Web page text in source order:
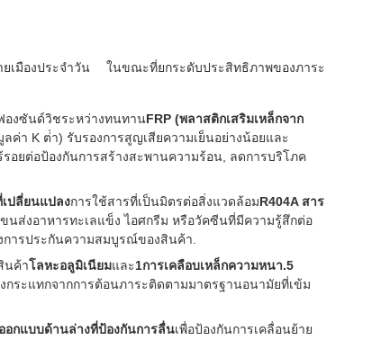
ยเมืองประจําวัน ในขณะที่ยกระดับประสิทธิภาพของภาระ
องซันด์วิชระหว่างทนทานFRP (พลาสติกเสริมเหล็กจาก
า K ต่ํา) รับรองการสูญเสียความเย็นอย่างน้อยและ
ยต่อป้องกันการสร้างสะพานความร้อน, ลดการบริโภค
เปลี่ยนแปลงการใช้สารที่เป็นมิตรต่อสิ่งแวดล้อมR404A สาร
นส่งอาหารทะเลแข็ง ไอศกรีม หรือวัคซีนที่มีความรู้สึกต่อ
ารประกันความสมบูรณ์ของสินค้า.
นค้าโลหะอลูมิเนียมและ1การเคลือบเหล็กความหนา.5
กระแทกจากการต้อนภาระติดตามมาตรฐานอนามัยที่เข้ม
อกแบบด้านล่างที่ป้องกันการลื่นเพื่อป้องกันการเคลื่อนย้าย